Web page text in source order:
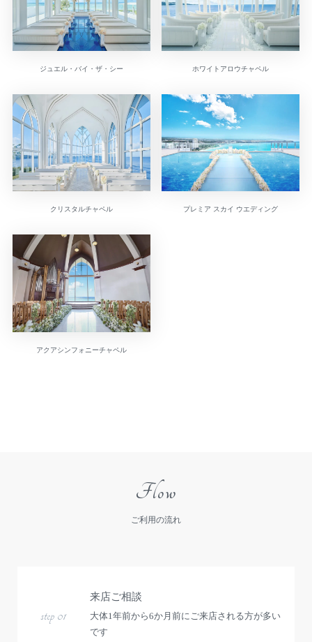
ジュエル・バイ・ザ・シー ホワイトアロウチャペル
クリスタルチャペル プレミア スカイ ウエディング
アクアシンフォニーチャペル
Flow
ご利用の流れ
step 01
来店ご相談
大体1年前から6か月前にご来店される方が多い
です